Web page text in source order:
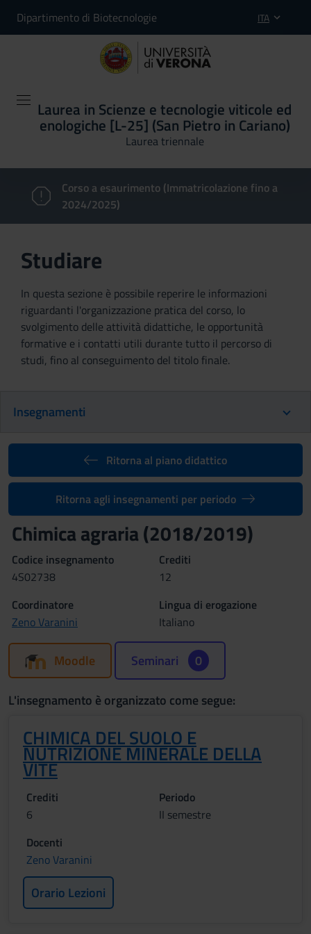
Dipartimento di Biotecnologie ITA
Laurea in Scienze e tecnologie viticole ed
enologiche [L-25] (San Pietro in Cariano)
Laurea triennale
Corso a esaurimento (Immatricolazione fino a
2024/2025)
Studiare
In questa sezione è possibile reperire le informazioni
riguardanti l'organizzazione pratica del corso, lo
svolgimento delle attività didattiche, le opportunità
formative e i contatti utili durante tutto il percorso di
studi, fino al conseguimento del titolo finale.
Insegnamenti
Ritorna al piano didattico
Ritorna agli insegnamenti per periodo
Chimica agraria (2018/2019)
Codice insegnamento
4S02738
Crediti
12
Coordinatore
Zeno Varanini
Lingua di erogazione
Italiano
Moodle Seminari 0
L'insegnamento è organizzato come segue:
CHIMICA DEL SUOLO E
NUTRIZIONE MINERALE DELLA
VITE
Crediti
6
Periodo
II semestre
Docenti
Zeno Varanini
Orario Lezioni